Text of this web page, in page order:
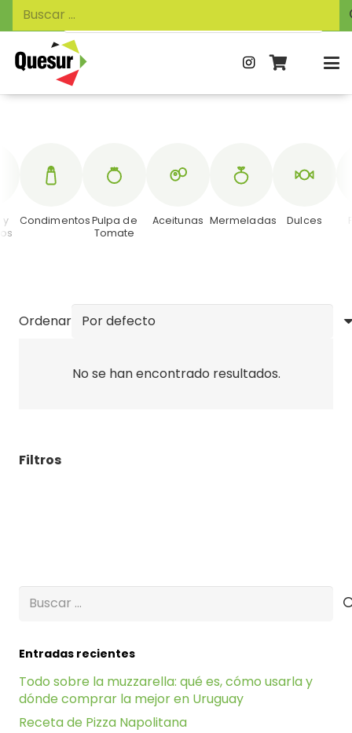
de
productos
Buscar:
y
CondimentosPulpa de
Tomate
Aceitunas Mermeladas Dulces
Filtros
Ordenar
No se han encontrado resultados.
Buscar:
Entradas recientes
Todo sobre la muzzarella: qué es, cómo usarla y
dónde comprar la mejor en Uruguay
Receta de Pizza Napolitana